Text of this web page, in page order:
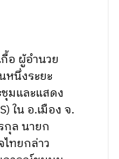
อ ผู้อำนวย
หนึ่งระยะ
มและแสดง
ใน อ.เมือง จ.
กุล นายก
ทยกล่าว